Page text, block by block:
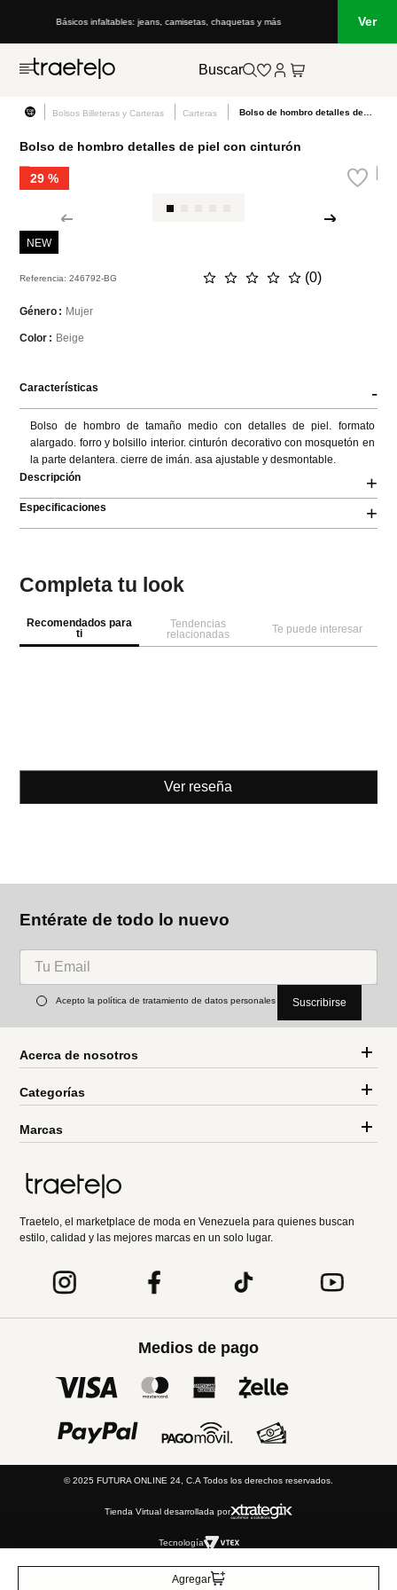
Básicos infaltables: jeans, camisetas, chaquetas y más Ver
Buscar
Bolsos Billeteras y Carteras Carteras
Bolso de hombro detalles de piel con cinturón
29 %
NEW
Referencia:246792-BG ☆ ☆ ☆ ☆ ☆ (0)
Género Mujer
Color Beige
Características -
Bolso de hombro de tamaño medio con detalles de piel. formato
alargado. forro y bolsillo interior. cinturón decorativo con mosquetón en
la parte delantera. cierre de imán. asa ajustable y desmontable.
Descripción
+
Especificaciones +
Agregar
Completa tu look
Recomendados para
ti
Tendencias
relacionadas
Te puede interesar
Ver reseña
Entérate de todo lo nuevo
Acepto la política de tratamiento de datos personales Suscribirse
Acerca de nosotros
Categorías
Marcas
Traetelo, el marketplace de moda en Venezuela para quienes buscan
estilo, calidad y las mejores marcas en un solo lugar.
Medios de pago
© 2025 FUTURA ONLINE 24, C.A Todos los derechos reservados.
Tienda Virtual desarrollada por
Tecnología